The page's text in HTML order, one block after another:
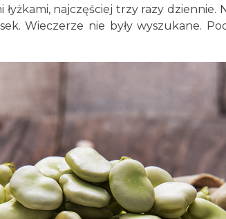
najczęściej trzy razy dziennie.
Wieczerze nie były wyszukane.